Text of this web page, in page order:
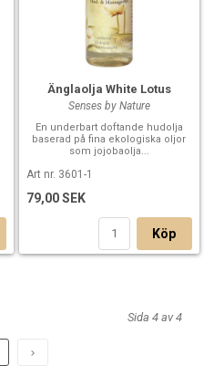
Änglaolja White Lotus
Senses by Nature
En underbart doftande hudolja
baserad på fina ekologiska oljor
som jojobaolja...
Art nr. 3601-1
79,00 SEK
Köp
Sida 4 av 4